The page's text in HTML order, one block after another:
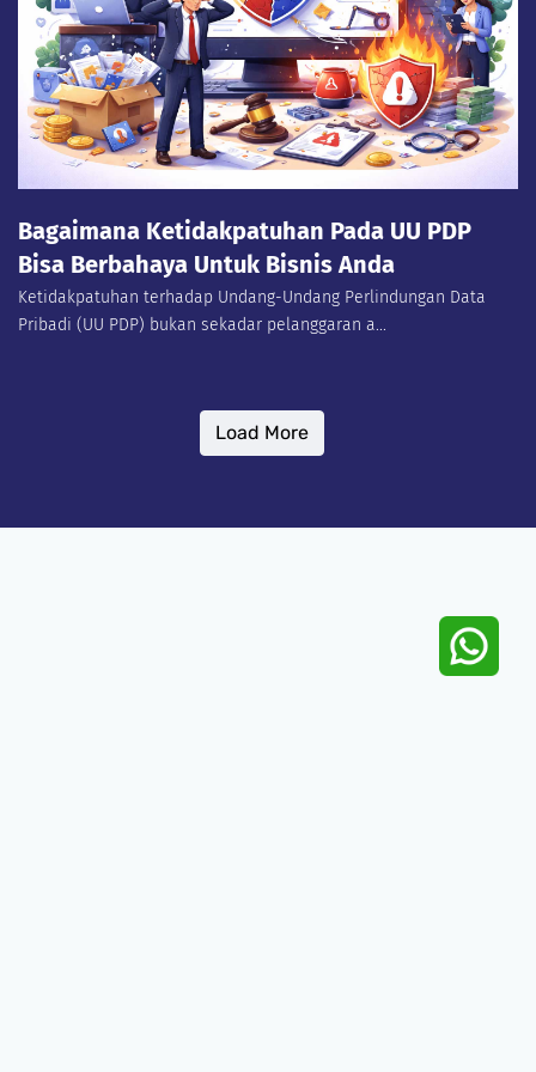
Bagaimana Ketidakpatuhan Pada UU PDP
Bisa Berbahaya Untuk Bisnis Anda
Ketidakpatuhan terhadap Undang-Undang Perlindungan Data
Pribadi (UU PDP) bukan sekadar pelanggaran a...
Load More